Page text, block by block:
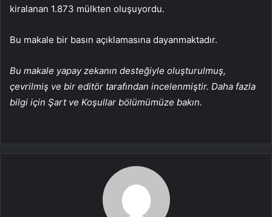
kiralanan 1.873 mülkten oluşuyordu.
Bu makale bir basın açıklamasına dayanmaktadır.
Bu makale yapay zekanın desteğiyle oluşturulmuş,
çevrilmiş ve bir editör tarafından incelenmiştir. Daha fazla
bilgi için Şart ve Koşullar bölümümüze bakın.